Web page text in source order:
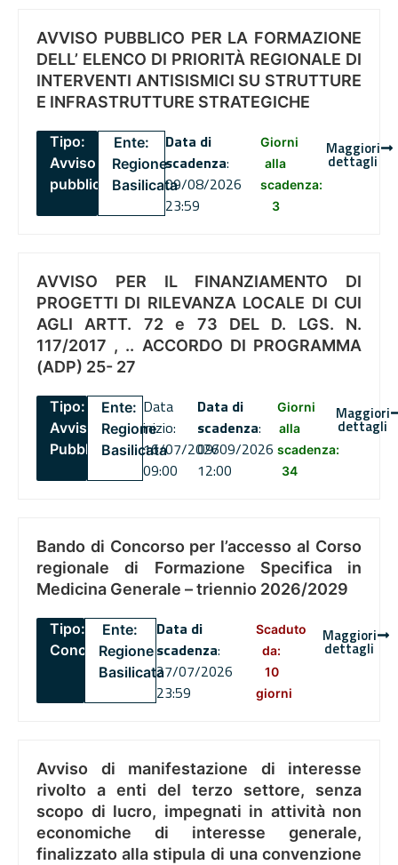
AVVISO PUBBLICO PER LA FORMAZIONE
DELL’ ELENCO DI PRIORITÀ REGIONALE DI
INTERVENTI ANTISISMICI SU STRUTTURE
E INFRASTRUTTURE STRATEGICHE
Tipo:
Avviso
pubblico
Ente:
Regione
Basilicata
Data di
scadenza:
09/08/2026
23:59
Giorni
alla
scadenza:
3
Maggiori
dettagli
AVVISO PER IL FINANZIAMENTO DI
PROGETTI DI RILEVANZA LOCALE DI CUI
AGLI ARTT. 72 e 73 DEL D. LGS. N.
117/2017 , .. ACCORDO DI PROGRAMMA
(ADP) 25- 27
Tipo:
Avviso
Pubblico
Ente:
Regione
Basilicata
Data
inizio:
16/07/2026
09:00
Data di
scadenza:
09/09/2026
12:00
Giorni
alla
scadenza:
34
Maggiori
dettagli
Bando di Concorso per l’accesso al Corso
regionale di Formazione Specifica in
Medicina Generale – triennio 2026/2029
Tipo:
Concorsi
Ente:
Regione
Basilicata
Data di
scadenza:
27/07/2026
23:59
Scaduto
da:
10
giorni
Maggiori
dettagli
Avviso di manifestazione di interesse
rivolto a enti del terzo settore, senza
scopo di lucro, impegnati in attività non
economiche di interesse generale,
finalizzato alla stipula di una convenzione